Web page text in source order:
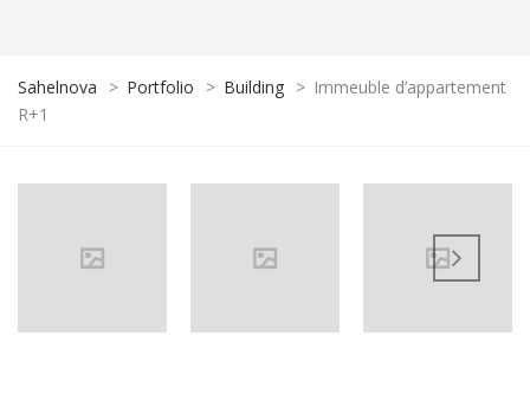
Sahelnova > Portfolio > Building > Immeuble d’appartement
R+1